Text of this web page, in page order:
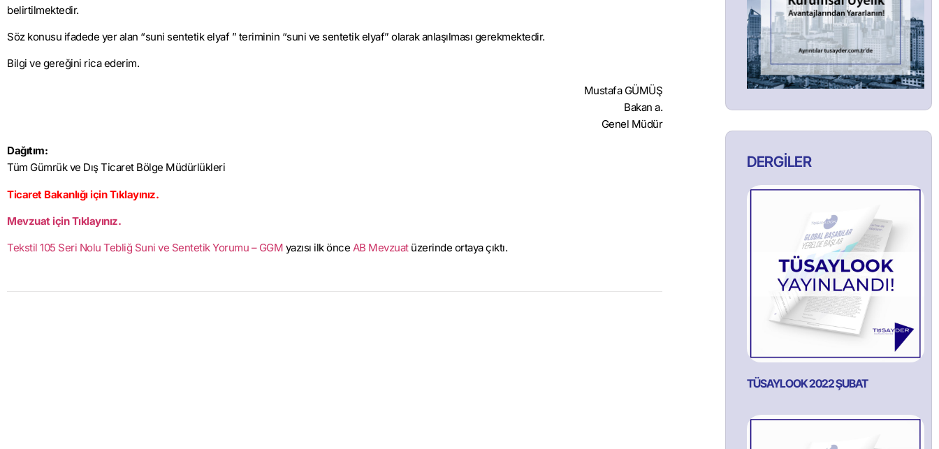
belirtilmektedir.
Söz konusu ifadede yer alan “suni sentetik elyaf ” teriminin “suni ve sentetik elyaf” olarak anlaşılması gerekmektedir.
Bilgi ve gereğini rica ederim.
Mustafa GÜMÜŞ
Bakan a.
Genel Müdür
Dağıtım:
Tüm Gümrük ve Dış Ticaret Bölge Müdürlükleri
Ticaret Bakanlığı için Tıklayınız.
Mevzuat için Tıklayınız.
Tekstil 105 Seri Nolu Tebliğ Suni ve Sentetik Yorumu – GGM yazısı ilk önce AB Mevzuatüzerinde ortaya çıktı.
DERGİLER
TÜSAYLOOK 2022 ŞUBAT